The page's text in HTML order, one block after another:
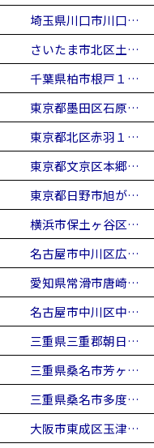
埼玉県川口市川口…
さいたま市北区土…
千葉県柏市根戸１…
東京都墨田区石原…
東京都北区赤羽１…
東京都文京区本郷…
東京都日野市旭が…
横浜市保土ヶ谷区…
名古屋市中川区広…
愛知県常滑市唐崎…
名古屋市中川区中…
三重県三重郡朝日…
三重県桑名市芳ヶ…
三重県桑名市多度…
大阪市東成区玉津…